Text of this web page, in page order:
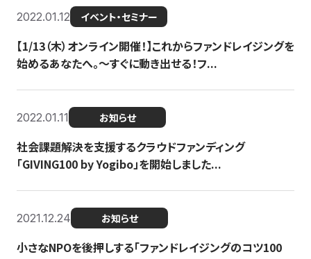
2022.01.12 イベント・セミナー
【1/13（木）オンライン開催！】これからファンドレイジングを
始めるあなたへ。〜すぐに動き出せる！フ...
2022.01.11 お知らせ
社会課題解決を支援するクラウドファンディング
「GIVING100 by Yogibo」を開始しました...
2021.12.24 お知らせ
小さなNPOを後押しする「ファンドレイジングのコツ100